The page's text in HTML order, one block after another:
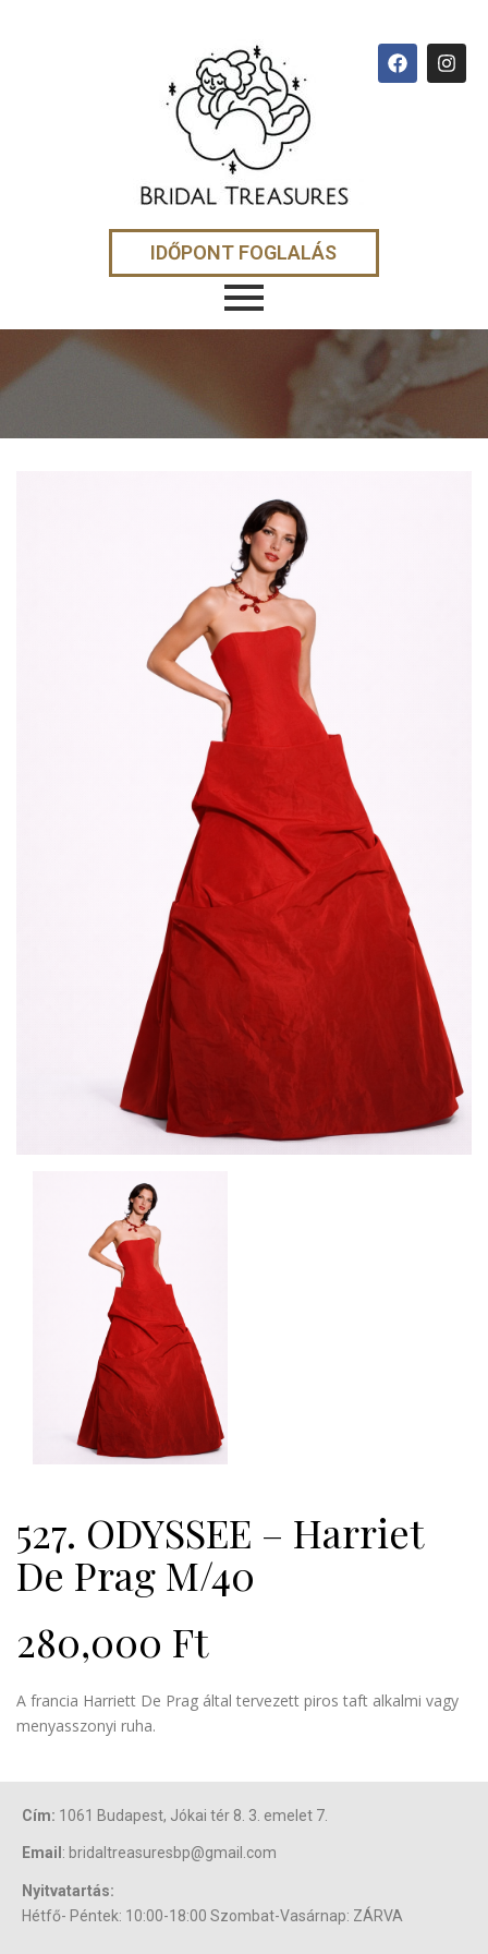
IDŐPONT FOGLALÁS
527. ODYSSEE – Harriet
De Prag M/40
280,000 Ft
A francia Harriett De Prag által tervezett piros taft alkalmi vagy
menyasszonyi ruha.
Cím: 1061 Budapest, Jókai tér 8. 3. emelet 7.
Email : bridaltreasuresbp@gmail.com
Nyitvatartás:
Hétfő- Péntek: 10:00-18:00 Szombat-Vasárnap: ZÁRVA